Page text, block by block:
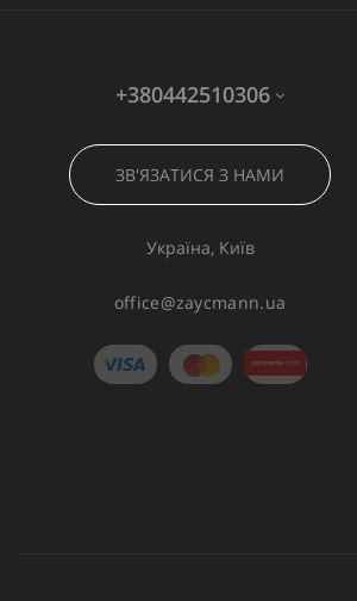
+380442510306
ЗВ'ЯЗАТИСЯ З НАМИ
Україна, Київ
office@zaycmann.ua